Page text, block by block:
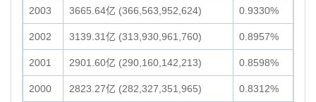
2003 3665.64亿 (366,563,952,624) 0.9330%
2002 3139.31亿 (313,930,961,760) 0.8957%
2001 2901.60亿 (290,160,142,213) 0.8598%
2000 2823.27亿 (282,327,351,965) 0.8312%